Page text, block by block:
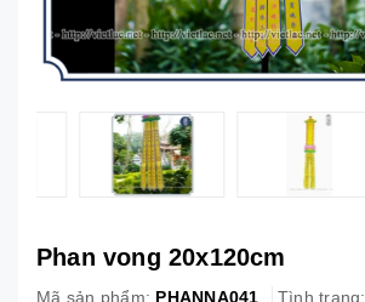
Phan vong 20x120cm
Mã sản phẩm: PHANNA041 Tình trạng: